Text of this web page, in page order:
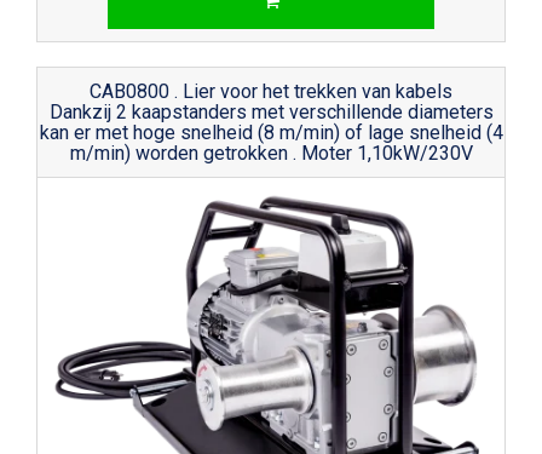
CAB0800 . Lier voor het trekken van kabels
Dankzij 2 kaapstanders met verschillende diameters
kan er met hoge snelheid (8 m/min) of lage snelheid (4
m/min) worden getrokken . Moter 1,10kW/230V